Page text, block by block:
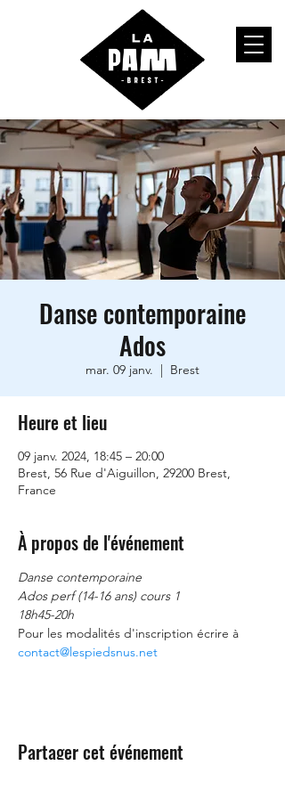
Danse contemporaine
Ados
mar. 09 janv.
  |
Brest
Heure et lieu
09 janv. 2024, 18:45 – 20:00
Brest, 56 Rue d'Aiguillon, 29200 Brest,
France
À propos de l'événement
Danse contemporaine
Ados perf (14-16 ans) cours 1
18h45-20h
Pour les modalités d'inscription écrire à
contact@lespiedsnus.net
Partager cet événement